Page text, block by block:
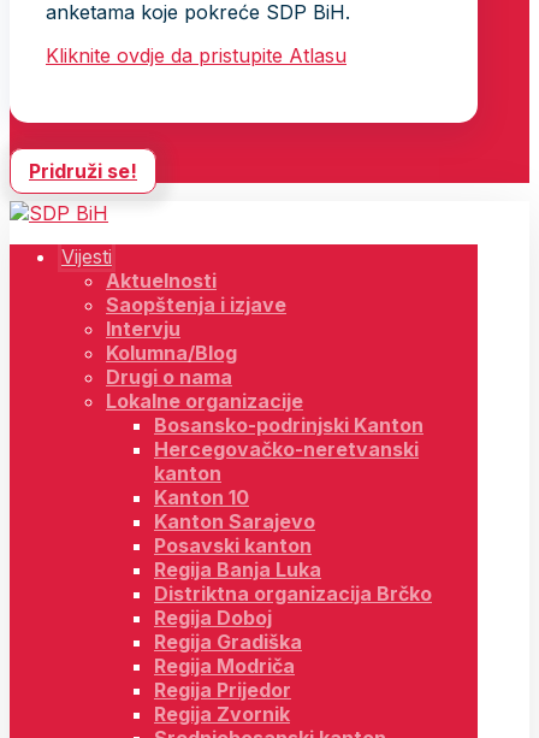
anketama koje pokreće SDP BiH.
Kliknite ovdje da pristupite Atlasu
Pridruži se!
Vijesti
Aktuelnosti
Saopštenja i izjave
Intervju
Kolumna/Blog
Drugi o nama
Lokalne organizacije
Bosansko-podrinjski Kanton
Hercegovačko-neretvanski
kanton
Kanton 10
Kanton Sarajevo
Posavski kanton
Regija Banja Luka
Distriktna organizacija Brčko
Regija Doboj
Regija Gradiška
Regija Modriča
Regija Prijedor
Regija Zvornik